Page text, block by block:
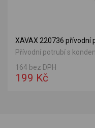
XAVAX 220736 přívodní
Přívodní potrubí s
164 bez DPH
199 Kč